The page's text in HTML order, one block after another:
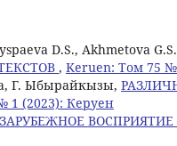
D.S., Akhmetova
, Keruen: Том 75
Г. Ыбырайкызы,
1 (2023): Керуен
ЗАРУБЕЖНОЕ